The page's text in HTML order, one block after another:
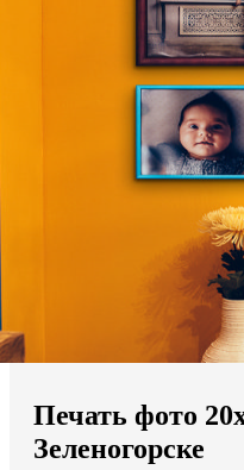
Ваш регион доставки
Выберите из списка:
Мы доставляем по всему
Продолжить без города
Печать фото
Зеленогорске